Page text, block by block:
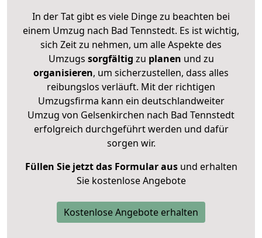
In der Tat gibt es viele Dinge zu beachten bei
einem Umzug nach Bad Tennstedt. Es ist wichtig,
sich Zeit zu nehmen, um alle Aspekte des
Umzugs sorgfältig zu planen und zu
organisieren, um sicherzustellen, dass alles
reibungslos verläuft. Mit der richtigen
Umzugsfirma kann ein deutschlandweiter
Umzug von Gelsenkirchen nach Bad Tennstedt
erfolgreich durchgeführt werden und dafür
sorgen wir.
Füllen Sie jetzt das Formular ausund erhalten
Sie kostenlose Angebote
Kostenlose Angebote erhalten